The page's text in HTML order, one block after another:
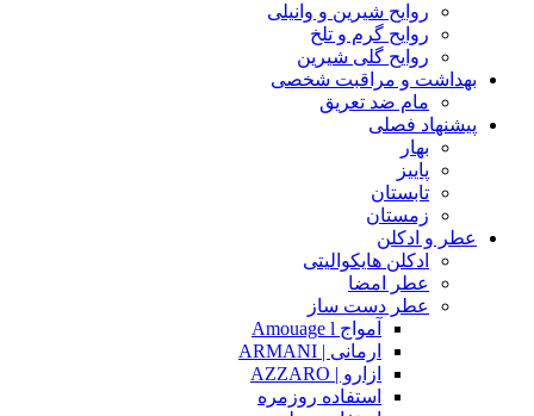
روایح شیرین و وانیلی
روایح گرم و تلخ
روایح گلی شیرین
بهداشت و مراقبت شخصی
مام ضد تعریق
پیشنهاد فصلی
بهار
پاییز
تابستان
زمستان
عطر و ادکلن
ادکلن هایکوالیتی
عطر امضا
عطر دست ساز
آمواج Amouage l
ارمانی | ARMANI
ازارو | AZZARO
استفاده روزمره